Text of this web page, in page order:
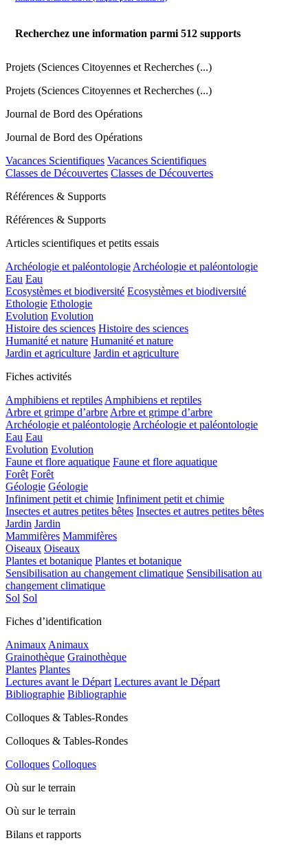
Recherchez une information parmi 512 supports
Projets (Sciences Citoyennes et Recherches (...)
Projets (Sciences Citoyennes et Recherches (...)
Journal de Bord des Opérations
Journal de Bord des Opérations
Vacances Scientifiques Vacances Scientifiques
Classes de Découvertes Classes de Découvertes
Références & Supports
Références & Supports
Articles scientifiques et petits essais
Archéologie et paléontologie Archéologie et paléontologie
Eau Eau
Ecosystèmes et biodiversité Ecosystèmes et biodiversité
Ethologie Ethologie
Evolution Evolution
Histoire des sciences Histoire des sciences
Humanité et nature Humanité et nature
Jardin et agriculture Jardin et agriculture
Fiches activités
Amphibiens et reptiles Amphibiens et reptiles
Arbre et grimpe d’arbre Arbre et grimpe d’arbre
Archéologie et paléontologie Archéologie et paléontologie
Eau Eau
Evolution Evolution
Faune et flore aquatique Faune et flore aquatique
Forêt Forêt
Géologie Géologie
Infiniment petit et chimie Infiniment petit et chimie
Insectes et autres petites bêtes Insectes et autres petites bêtes
Jardin Jardin
Mammifères Mammifères
Oiseaux Oiseaux
Plantes et botanique Plantes et botanique
Sensibilisation au changement climatique Sensibilisation au
changement climatique
Sol Sol
Fiches d’identification
Animaux Animaux
Grainothèque Grainothèque
Plantes Plantes
Lectures avant le Départ Lectures avant le Départ
Bibliographie Bibliographie
Colloques & Tables-Rondes
Colloques & Tables-Rondes
Colloques Colloques
Où sur le terrain
Où sur le terrain
Bilans et rapports